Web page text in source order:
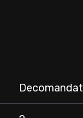
Decomandat